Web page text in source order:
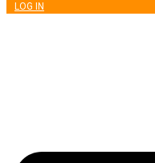
LOG IN